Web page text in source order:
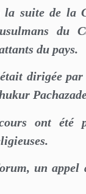
la suite de la
du
du pays.
dirigée
ont été
un appel